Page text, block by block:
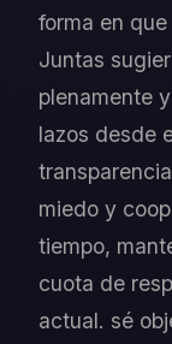
forma en
Juntas
plenamente
lazos desde
miedo y
tiempo,
cuota de
actual. sé